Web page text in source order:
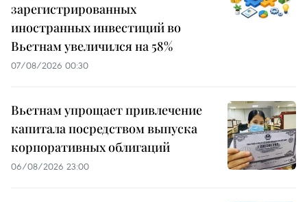
зарегистрированных
иностранных инвестиций во
Вьетнам увеличился на 58%
07/08/2026 00:30
Вьетнам упрощает привлечение
капитала посредством выпуска
корпоративных облигаций
06/08/2026 23:00